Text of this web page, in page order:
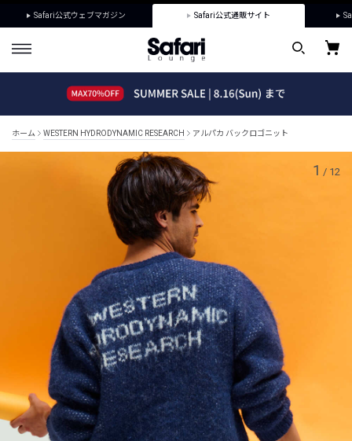
Safari公式ウェブマガジン Safari公式通販サイト
ホーム WESTERN HYDRODYNAMIC RESEARCH アルパカ バックロゴニット
1 / 12